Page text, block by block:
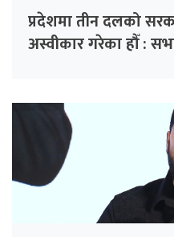
प्रदेशमा तीन दलको
अस्वीकार गरेका हौँ :